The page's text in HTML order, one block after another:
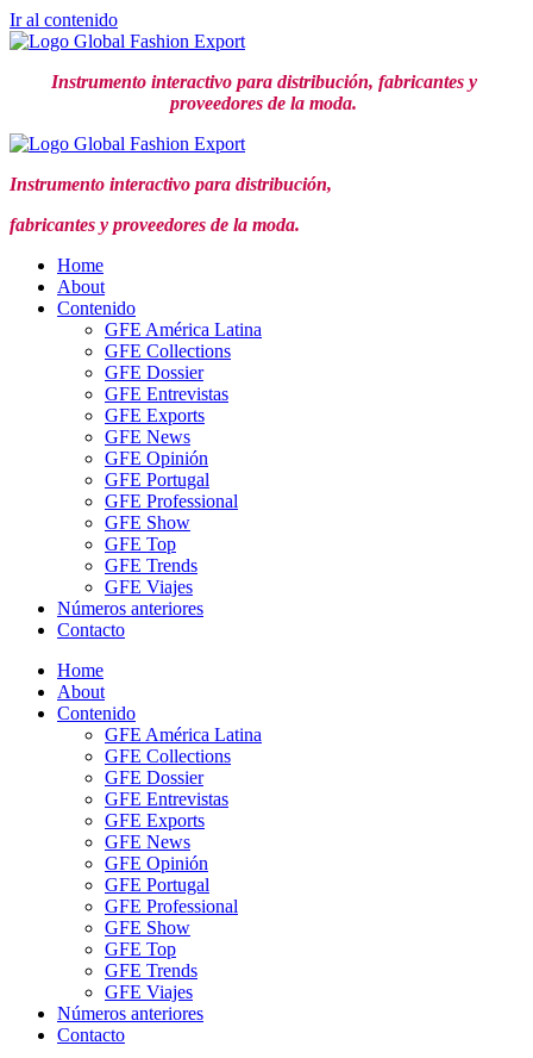
Ir al contenido
Instrumento interactivo para distribución, fabricantes y
proveedores de la moda.
Instrumento interactivo para distribución,
fabricantes y proveedores de la moda.
Home
About
Contenido
GFE América Latina
GFE Collections
GFE Dossier
GFE Entrevistas
GFE Exports
GFE News
GFE Opinión
GFE Portugal
GFE Professional
GFE Show
GFE Top
GFE Trends
GFE Viajes
Números anteriores
Contacto
Home
About
Contenido
GFE América Latina
GFE Collections
GFE Dossier
GFE Entrevistas
GFE Exports
GFE News
GFE Opinión
GFE Portugal
GFE Professional
GFE Show
GFE Top
GFE Trends
GFE Viajes
Números anteriores
Contacto